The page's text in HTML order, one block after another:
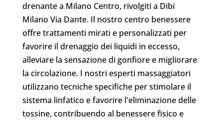
drenante a Milano Centro, rivolgiti a Dibi
Milano Via Dante. Il nostro centro benessere
offre trattamenti mirati e personalizzati per
favorire il drenaggio dei liquidi in eccesso,
alleviare la sensazione di gonfiore e migliorare
la circolazione. I nostri esperti massaggiatori
utilizzano tecniche specifiche per stimolare il
sistema linfatico e favorire l'eliminazione delle
tossine, contribuendo al benessere fisico e